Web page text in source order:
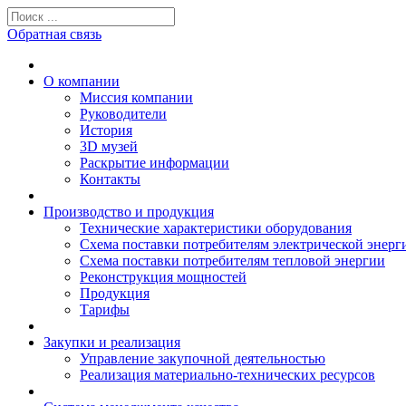
Обратная связь
О компании
Миссия компании
Руководители
История
3D музей
Раскрытие информации
Контакты
Производство и продукция
Технические характеристики оборудования
Схема поставки потребителям электрической
Схема поставки потребителям тепловой энергии
Реконструкция мощностей
Продукция
Тарифы
Закупки и реализация
Управление закупочной деятельностью
Реализация материально-технических ресурсов